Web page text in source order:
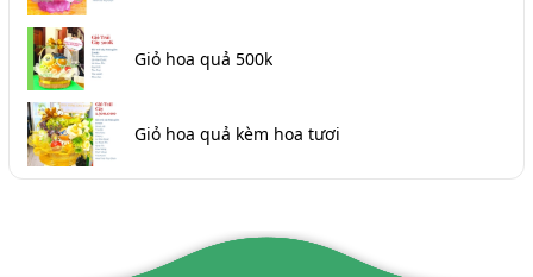
Giỏ hoa quả 500k
Giỏ hoa quả kèm hoa tươi